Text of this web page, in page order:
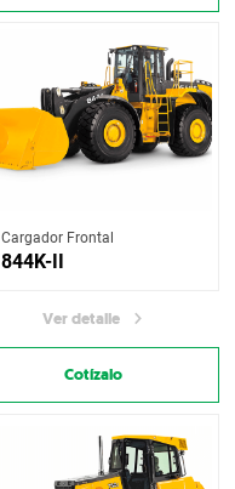
Cargador Frontal
844K-II
Ver detalle
Cotízalo